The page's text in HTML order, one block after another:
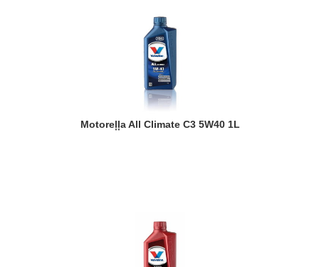
Motoreļļa All Climate C3 5W40 1L